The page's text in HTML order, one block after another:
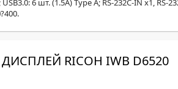
6 шт. (1.5A) Type A; RS-232C-IN х1, RS-
RICOH IWB D6520